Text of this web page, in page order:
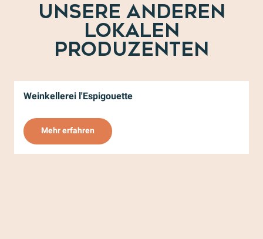
UNSERE ANDEREN
LOKALEN
PRODUZENTEN
Weinkellerei l'Espigouette
Mehr erfahren